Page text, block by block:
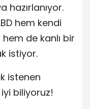
hazırlanıyor.
hem kendi
de kanlı bir
istiyor.
istenen
biliyoruz!